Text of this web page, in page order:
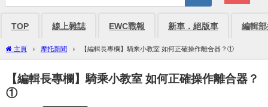
TOP 線上雜誌 EWC戰報 新車．絕版車 編輯
主頁 摩托新聞 【編輯長專欄】騎乘小教室 如何正確操作離合器？①
【編輯長專欄】騎乘小教室 如何正確操作離合器？
①